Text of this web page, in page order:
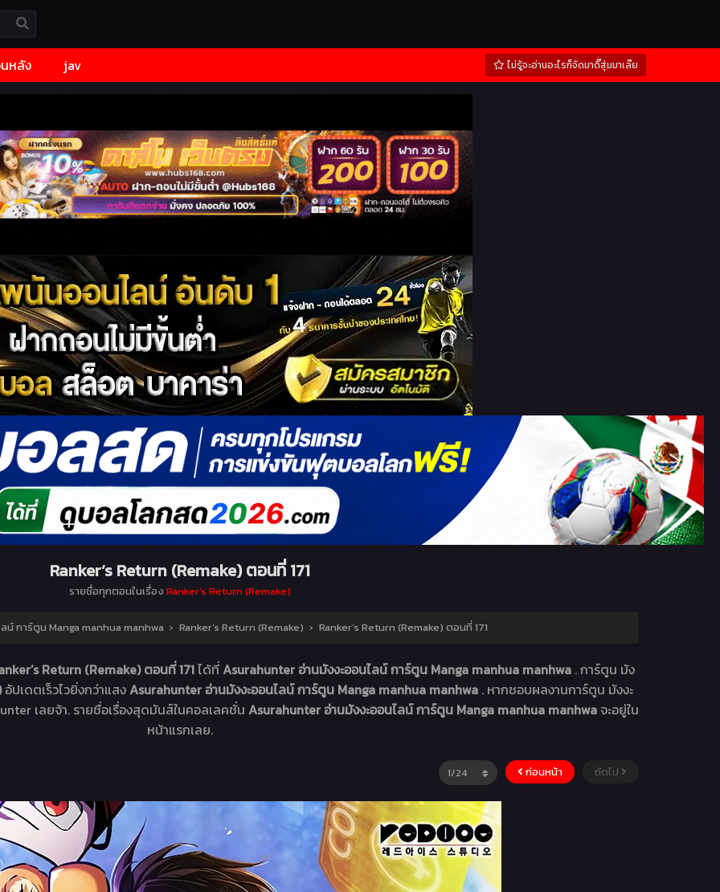
หลัง jav ไม่รู้จะอ่านอะไรก็จัดมาดิ๊สุ่มมาเล๊ย
Ranker’s Return (Remake) ตอนที่ 171
รายชื่อทุกตอนในเรื่อง Ranker’s Return (Remake)
การ์ตูน Manga manhua manhwa › Ranker’s Return (Remake) › Ranker’s Return (Remake) ตอนที่ 171
Return (Remake) ตอนที่ 171ได้ที่Asurahunter อ่านมังงะออนไลน์ การ์ตูน Manga manhua manhwa . การ์ตูน มัง
อัปเดตเร็วไวยิ่งกว่าแสงAsurahunter อ่านมังงะออนไลน์ การ์ตูน Manga manhua manhwa . หากชอบผลงานการ์ตูน มังงะ
เลยจ้า. รายชื่อเรื่องสุดมันส์ในคอลเลคชั่น Asurahunter อ่านมังงะออนไลน์ การ์ตูน Manga manhua manhwa จะอยู่ใน
หน้าแรกเลย.
ก่อนหน้า ถัดไป